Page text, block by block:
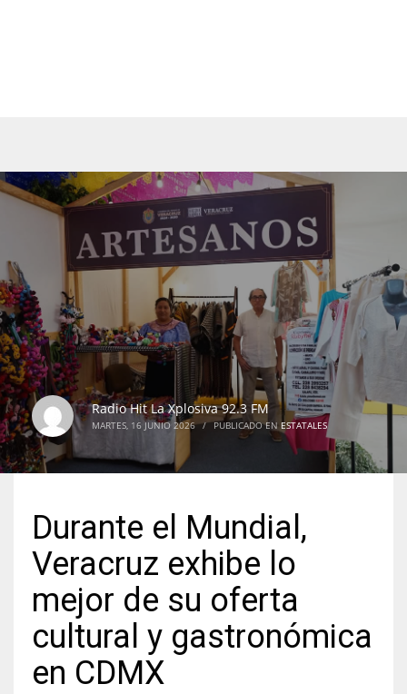
Radio Hit La Xplosiva 92.3 FM
MARTES, 16 JUNIO 2026 / PUBLICADO EN ESTATALES
Durante el Mundial,
Veracruz exhibe lo
mejor de su oferta
cultural y gastronómica
en CDMX